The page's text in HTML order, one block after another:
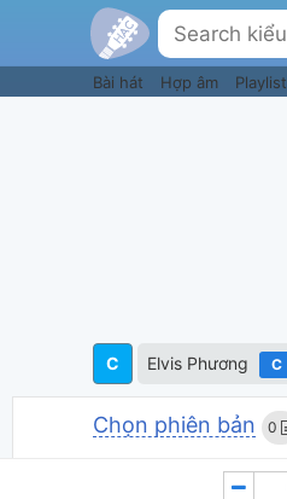
Bài hát Hợp âm Playlist
C Elvis Phương C
Chọn phiên bản 0